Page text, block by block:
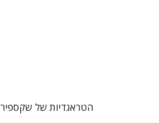
הטראגדיות של שקספיר